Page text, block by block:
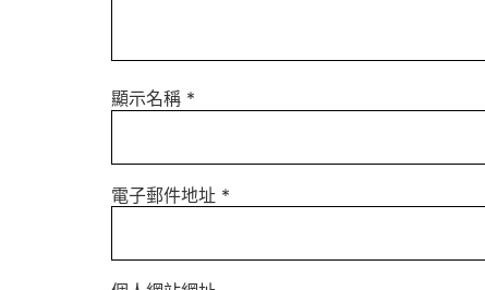
顯示名稱 *
電子郵件地址 *